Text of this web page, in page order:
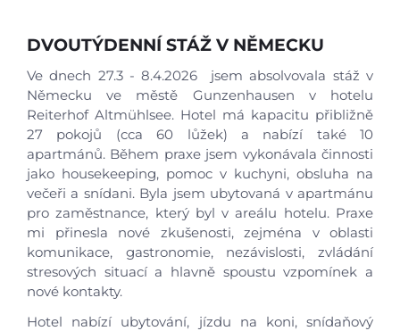
DVOUTÝDENNÍ STÁŽ V NĚMECKU
Ve dnech 27.3 - 8.4.2026 jsem absolvovala stáž v
Německu ve městě Gunzenhausen v hotelu
Reiterhof Altmühlsee. Hotel má kapacitu přibližně
27 pokojů (cca 60 lůžek) a nabízí také 10
apartmánů. Během praxe jsem vykonávala činnosti
jako housekeeping, pomoc v kuchyni, obsluha na
večeři a snídani. Byla jsem ubytovaná v apartmánu
pro zaměstnance, který byl v areálu hotelu. Praxe
mi přinesla nové zkušenosti, zejména v oblasti
komunikace, gastronomie, nezávislosti, zvládání
stresových situací a hlavně spoustu vzpomínek a
nové kontakty.
Hotel nabízí ubytování, jízdu na koni, snídaňový